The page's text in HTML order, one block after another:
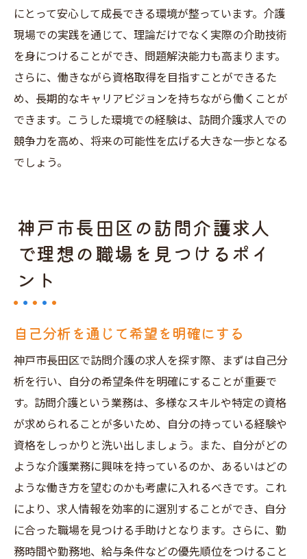
にとって安心して成長できる環境が整っています。介護
現場での実践を通じて、理論だけでなく実際の介助技術
を身につけることができ、問題解決能力も高まります。
さらに、働きながら資格取得を目指すことができるた
め、長期的なキャリアビジョンを持ちながら働くことが
できます。こうした環境での経験は、訪問介護求人での
競争力を高め、将来の可能性を広げる大きな一歩となる
でしょう。
神戸市長田区の訪問介護求人
で理想の職場を見つけるポイ
ント
自己分析を通じて希望を明確にする
神戸市長田区で訪問介護の求人を探す際、まずは自己分
析を行い、自分の希望条件を明確にすることが重要で
す。訪問介護という業務は、多様なスキルや特定の資格
が求められることが多いため、自分の持っている経験や
資格をしっかりと洗い出しましょう。また、自分がどの
ような介護業務に興味を持っているのか、あるいはどの
ような働き方を望むのかも考慮に入れるべきです。これ
により、求人情報を効率的に選別することができ、自分
に合った職場を見つける手助けとなります。さらに、勤
務時間や勤務地、給与条件などの優先順位をつけること